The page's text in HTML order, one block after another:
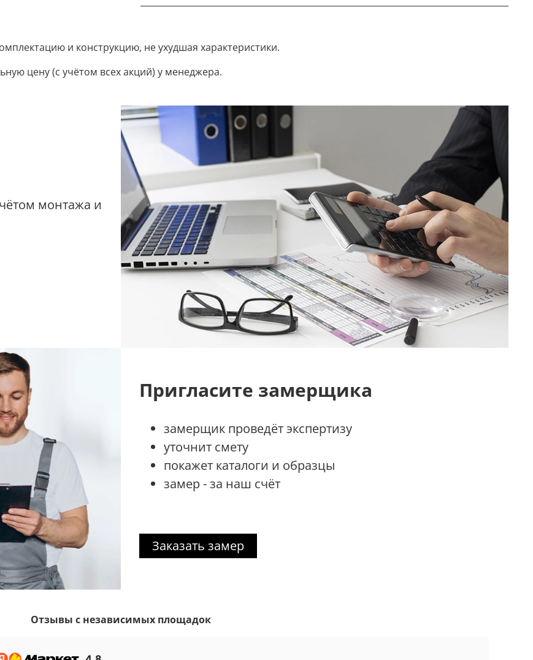
и конструкцию, не ухудшая характеристики.
цену (с учётом всех акций) у менеджера.
монтажа и
Пригласите замерщика
замерщик проведёт экспертизу
уточнит смету
покажет каталоги и образцы
замер - за наш счёт
Заказать замер
Отзывы с независимых площадок